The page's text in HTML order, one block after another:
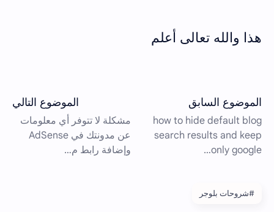
هذا والله تعالى أعلم
#شروحات بلوجر